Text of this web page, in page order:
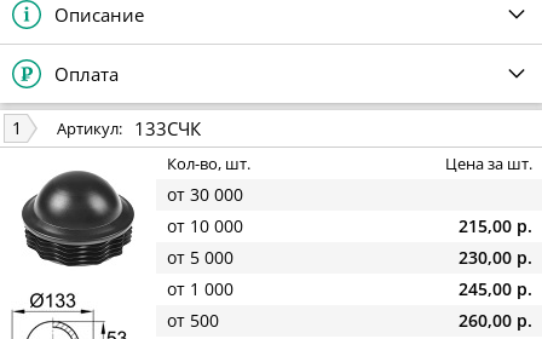
Описание
Оплата
1 Артикул: 133СЧК
Кол-во, шт. Цена за шт.
от 30 000
от 10 000
215,00 р.
от 5 000
230,00 р.
от 1 000
245,00 р.
от 500
260,00 р.